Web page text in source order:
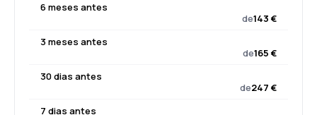
6 meses antes
de143 €
3 meses antes
de165 €
30 dias antes
de247 €
7 dias antes